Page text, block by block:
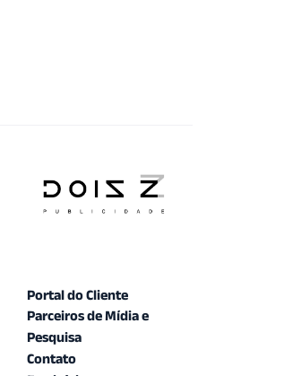
Portal do Cliente
Parceiros de Mídia e
Pesquisa
Contato